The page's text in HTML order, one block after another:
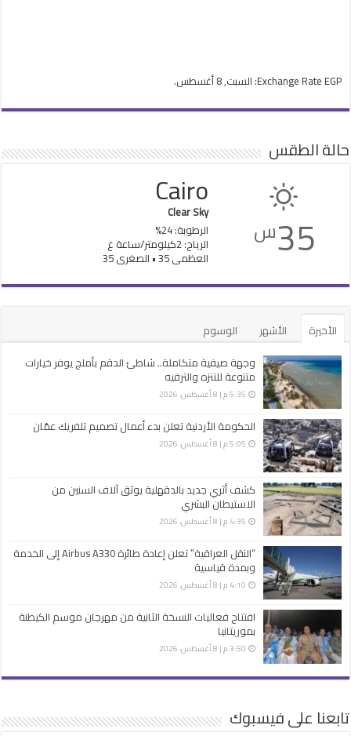
Exchange Rate EGP : السبت, 8 أغسطس.
حالة الطقس
35س
Cairo
Clear Sky
الرطوبة: 24%
الرياح: 2كيلومتر/ساعة غ
العظمى 35 • الصغرى 35
الأخيرة الأشهر
الوسوم
وجهة صيفية متكاملة.. شاطئ الدقم بأملج يوفر خيارات
متنوعة للتنزه والترفيه
5:35 م | 8 أغسطس، 2026
الحكومة الأردنية تعلن بدء أعمال تصميم تلفريك عمّان
5:05 م | 8 أغسطس، 2026
كشف أثري جديد بالدقهلية يوثق آلاف السنين من
الاستيطان البشري
4:35 م | 8 أغسطس، 2026
“النقل العراقية” تعلن إعادة طائرة Airbus A330 إلى الخدمة
وبمدة قياسية
4:10 م | 8 أغسطس، 2026
افتتاح فعاليات النسخة الثانية من مهرجان موسم الكيطنة
بموريتانيا
3:50 م | 8 أغسطس، 2026
تابعنا على فيسبوك